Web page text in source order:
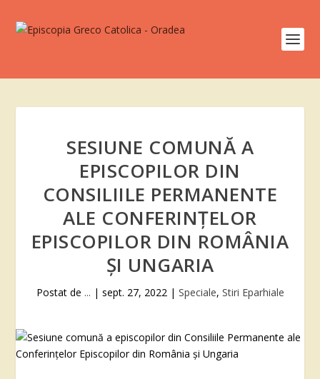
SESIUNE COMUNĂ A
EPISCOPILOR DIN
CONSILIILE PERMANENTE
ALE CONFERINŢELOR
EPISCOPILOR DIN ROMÂNIA
ŞI UNGARIA
Postat de ... | sept. 27, 2022| Speciale, Stiri Eparhiale